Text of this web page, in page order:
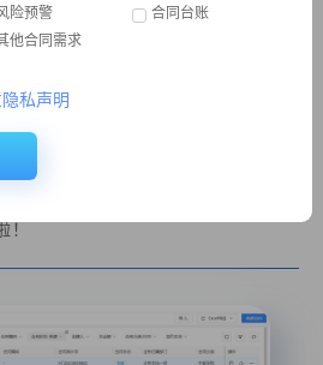
功能，极大提升合同拟制、审批
协议在批量产生时，合同量非常
！
险预警
合同台账
他合同需求
隐私声明